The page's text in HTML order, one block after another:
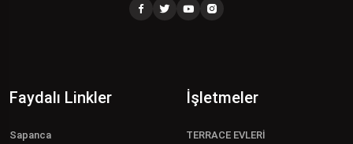
Faydalı Linkler
Sapanca
İşletmeler
TERRACE EVLERİ